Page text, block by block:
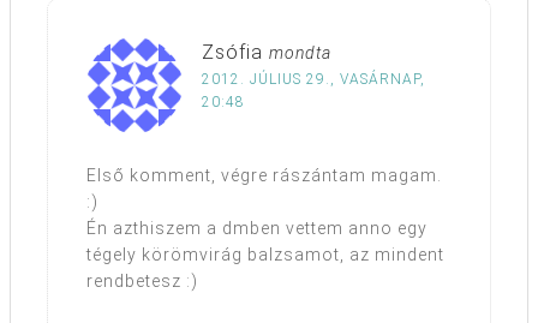
Zsófia mondta
2012. JÚLIUS 29., VASÁRNAP,
20:48
Első komment, végre rászántam magam.
:)
Én azthiszem a dmben vettem anno egy
tégely körömvirág balzsamot, az mindent
rendbetesz :)